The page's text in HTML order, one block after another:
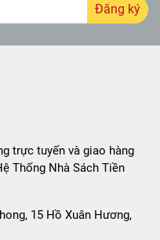
Đăng ký
trực tuyến và giao hàng
Thống Nhà Sách Tiền
15 Hồ Xuân Hương,